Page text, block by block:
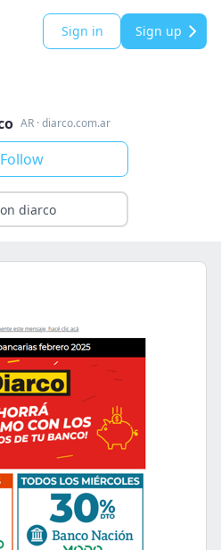
Sign in Sign up
AR·diarco.com.ar
Follow